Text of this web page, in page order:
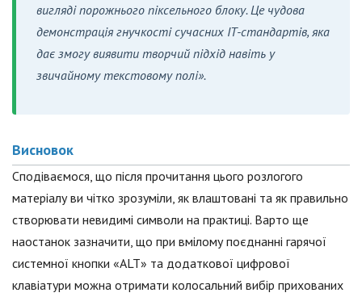
вигляді порожнього піксельного блоку. Це чудова
демонстрація гнучкості сучасних ІТ-стандартів, яка
дає змогу виявити творчий підхід навіть у
звичайному текстовому полі».
Висновок
Сподіваємося, що після прочитання цього розлогого
матеріалу ви чітко зрозуміли, як влаштовані та як правильно
створювати невидимі символи на практиці. Варто ще
наостанок зазначити, що при вмілому поєднанні гарячої
системної кнопки «ALT» та додаткової цифрової
клавіатури можна отримати колосальний вибір прихованих